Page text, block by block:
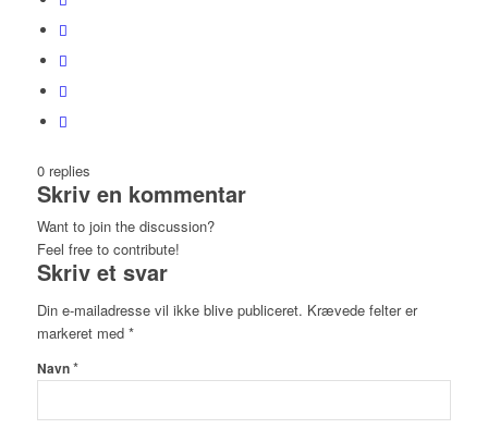
0 replies
Skriv en kommentar
Want to join the discussion?
Feel free to contribute!
Skriv et svar
Din e-mailadresse vil ikke blive publiceret. Krævede felter er
markeret med *
Navn*